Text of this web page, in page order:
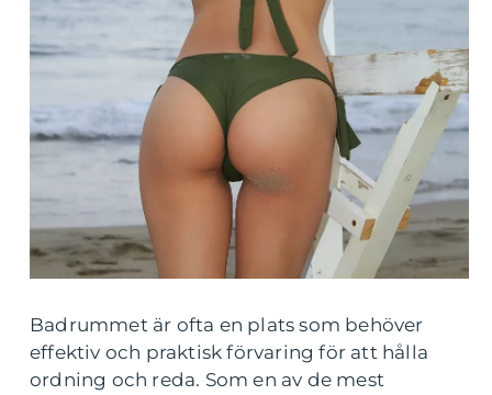
Badrummet är ofta en plats som behöver
effektiv och praktisk förvaring för att hålla
ordning och reda. Som en av de mest